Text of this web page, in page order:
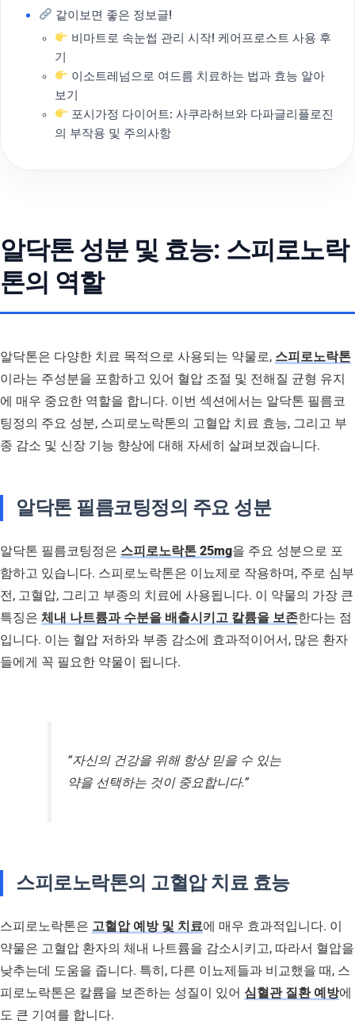
같이보면 좋은 정보글!
비마트로 속눈썹 관리 시작! 케어프로스트 사용 후
기
이소트레넘으로 여드름 치료하는 법과 효능 알아
보기
포시가정 다이어트: 사쿠라허브와 다파글리플로진
의 부작용 및 주의사항
알닥톤 성분 및 효능: 스피로노락
톤의 역할
알닥톤은 다양한 치료 목적으로 사용되는 약물로, 스피로노락톤
이라는 주성분을 포함하고 있어 혈압 조절 및 전해질 균형 유지
에 매우 중요한 역할을 합니다. 이번 섹션에서는 알닥톤 필름코
팅정의 주요 성분, 스피로노락톤의 고혈압 치료 효능, 그리고 부
종 감소 및 신장 기능 향상에 대해 자세히 살펴보겠습니다.
알닥톤 필름코팅정의 주요 성분
알닥톤 필름코팅정은 스피로노락톤 25mg을 주요 성분으로 포
함하고 있습니다. 스피로노락톤은 이뇨제로 작용하며, 주로 심부
전, 고혈압, 그리고 부종의 치료에 사용됩니다. 이 약물의 가장 큰
특징은 체내 나트륨과 수분을 배출시키고 칼륨을 보존한다는 점
입니다. 이는 혈압 저하와 부종 감소에 효과적이어서, 많은 환자
들에게 꼭 필요한 약물이 됩니다.
“자신의 건강을 위해 항상 믿을 수 있는
약을 선택하는 것이 중요합니다.”
스피로노락톤의 고혈압 치료 효능
스피로노락톤은 고혈압 예방 및 치료에 매우 효과적입니다. 이
약물은 고혈압 환자의 체내 나트륨을 감소시키고, 따라서 혈압을
낮추는데 도움을 줍니다. 특히, 다른 이뇨제들과 비교했을 때, 스
피로노락톤은 칼륨을 보존하는 성질이 있어 심혈관 질환 예방에
도 큰 기여를 합니다.